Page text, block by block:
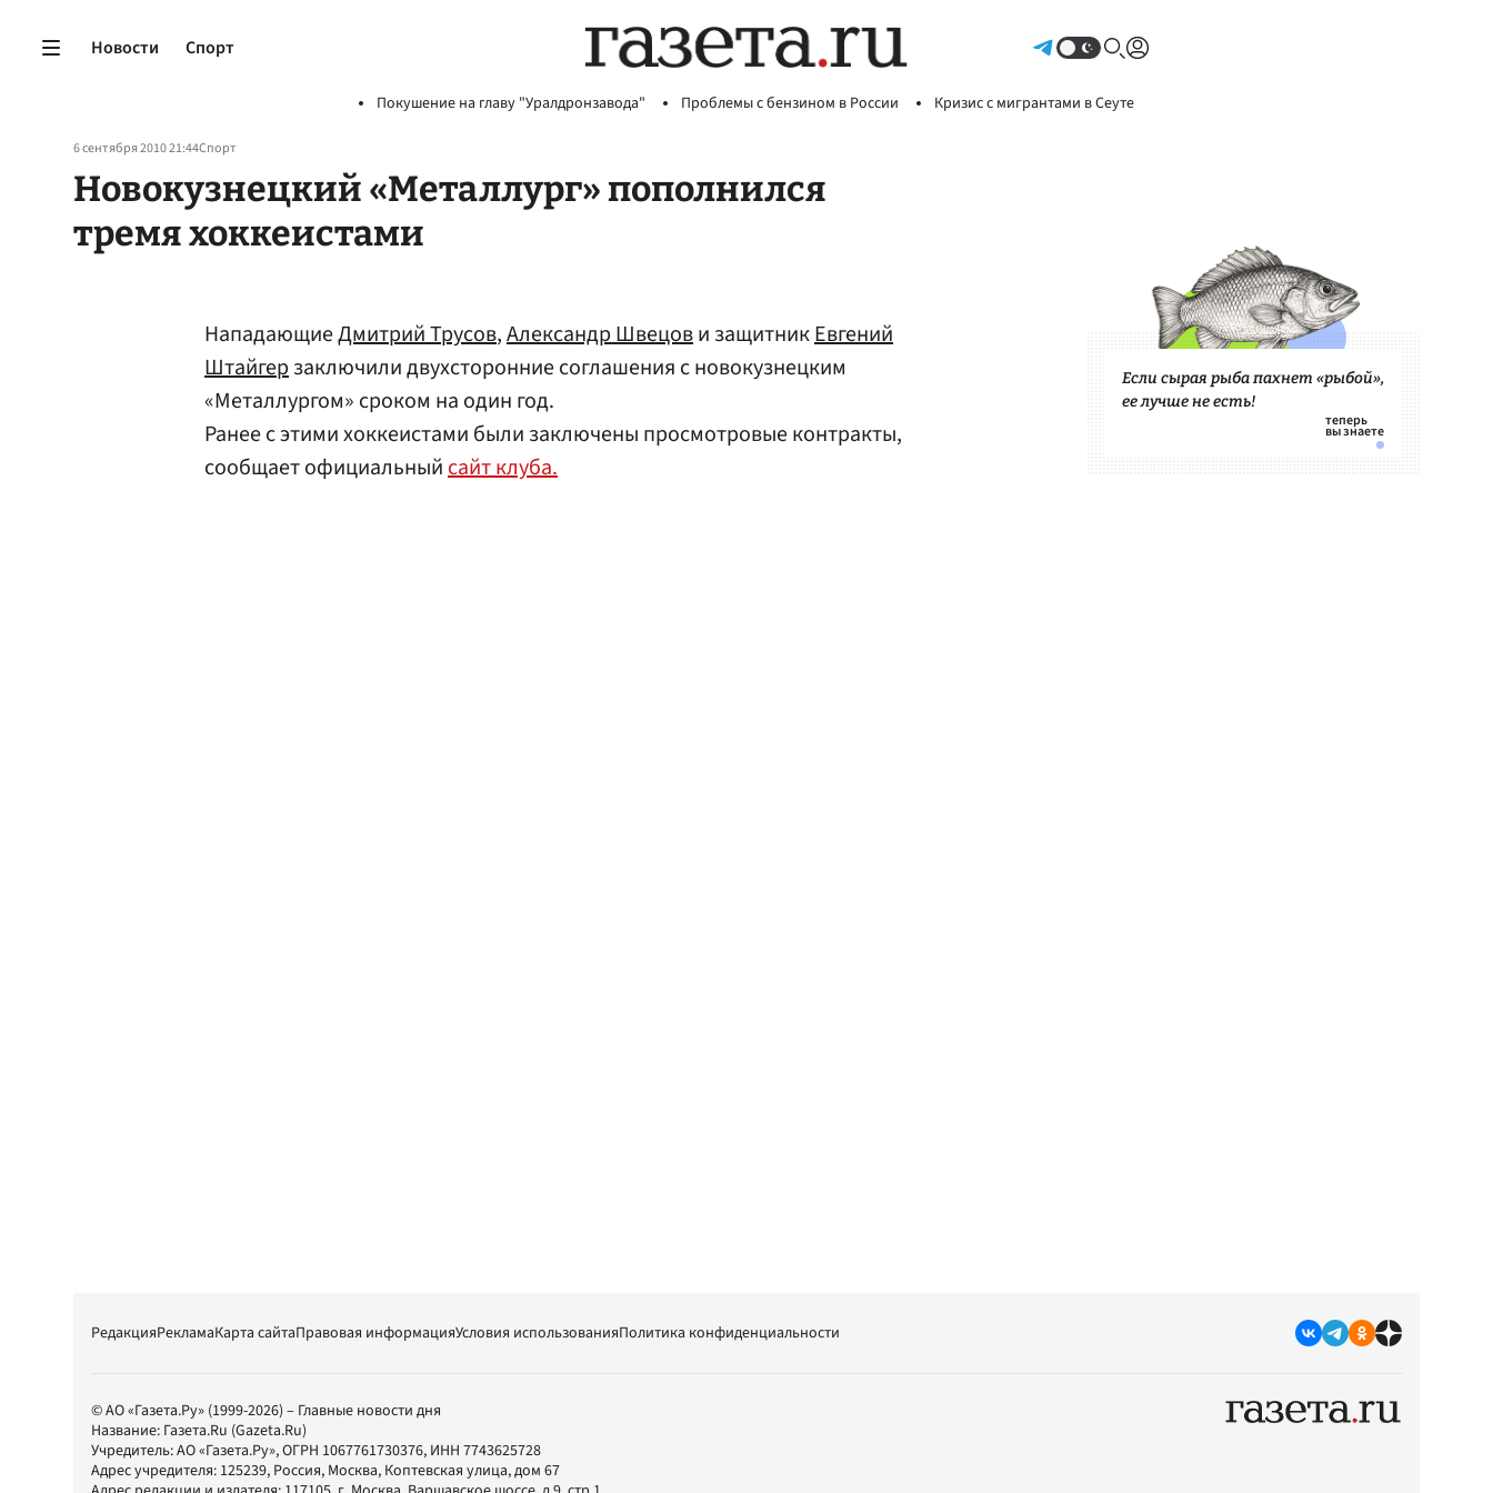
Новости Спорт
Покушение на главу "Уралдронзавода" Проблемы с бензином в России Кризис с мигрантами в Сеуте
6 сентября 2010 21:44Спорт
Новокузнецкий «Металлург» пополнился
тремя хоккеистами
НападающиеДмитрий Трусов,Александр Швецови защитникЕвгений
Штайгерзаключили двухсторонние соглашения с новокузнецким
«Металлургом» сроком на один год.
Ранее с этими хоккеистами были заключены просмотровые контракты,
сообщает официальныйсайт клуба.
Если сырая рыба пахнет «рыбой»,
ее лучше не есть!
РедакцияРекламаКарта сайтаПравовая информацияУсловия использованияПолитика конфиденциальности
© АО «Газета.Ру» (1999-2026) – Главные новости дня
Название: Газета.Ru (Gazeta.Ru)
Учредитель:АО «Газета.Ру», ОГРН 1067761730376, ИНН 7743625728
Адрес учредителя: 125239, Россия, Москва, Коптевская улица, дом 67